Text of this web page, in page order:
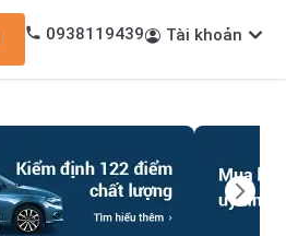
0938119439 Tài khoản